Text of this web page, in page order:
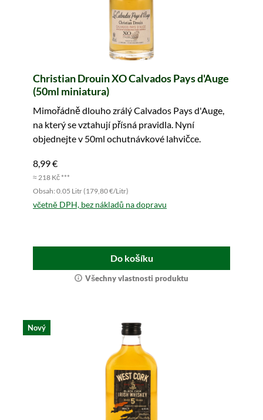
Christian Drouin XO Calvados Pays d'Auge
(50ml miniatura)
Mimořádně dlouho zrálý Calvados Pays d'Auge,
na který se vztahují přísná pravidla. Nyní
objednejte v 50ml ochutnávkové lahvičce.
8,99 €
≈ 218 Kč ***
Obsah: 0.05 Litr (179,80 €/Litr)
včetně DPH, bez nákladů na dopravu
Do košíku
Všechny vlastnosti produktu
Nový